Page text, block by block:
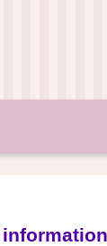
information